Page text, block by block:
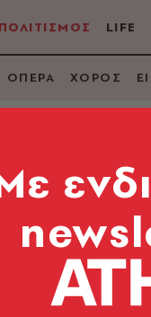
ΠΟΛΙΤΙΣΜΟΣ LIFE
ΟΠΕΡΑ ΧΟΡΟΣ